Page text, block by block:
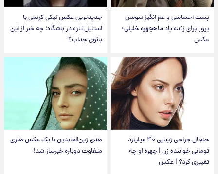
پست احساسی و غم انگیز سوسن
پرور برای زنده یاد ماهچهره خلیلی+
عکس
جدیدترین عکس نیکی کریمی با
استایل تازه در باشگاه؛ چه خبر از این
بانوی جذاب؟
جنجال جراحی زیبایی ۴۰ میلیارد
تومانی خواننده زن | چهره او چه
تغییری کرد؟ | عکس
هدی زین‌العابدین با یک عکس هنری
متفاوت دوباره خبرساز شد!